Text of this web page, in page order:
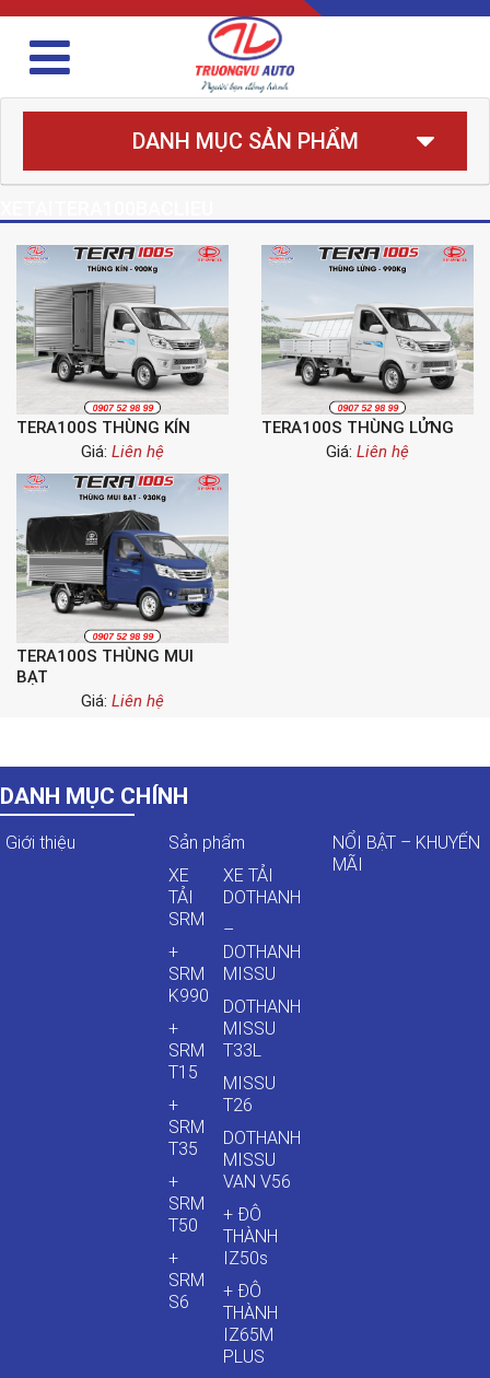
DANH MỤC SẢN PHẨM
TERA100S THÙNG KÍN
Giá: Liên hệ
TERA100S THÙNG LỬNG
Giá: Liên hệ
TERA100S THÙNG MUI
BẠT
Giá: Liên hệ
DANH MỤC CHÍNH
Giới thiệu
Sản phẩm
XE
TẢI
SRM
+
SRM
K990
+
SRM
T15
+
SRM
T35
+
SRM
T50
+
SRM
S6
XE TẢI
DOTHANH
–
DOTHANH
MISSU
DOTHANH
MISSU
T33L
MISSU
T26
DOTHANH
MISSU
VAN V56
+ ĐÔ
THÀNH
IZ50s
+ ĐÔ
THÀNH
IZ65M
PLUS
NỔI BẬT – KHUYẾN
MÃI